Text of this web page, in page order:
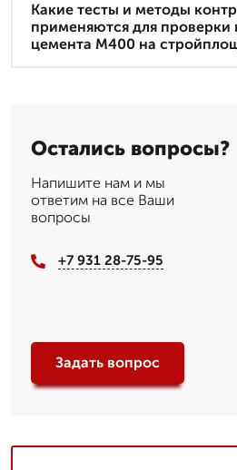
Какие тесты и методы
применяются для проверки
цемента М400 на
Остались вопросы?
Напишите нам и мы
ответим на все Ваши
вопросы
+7 931 28-75-95
Задать вопрос